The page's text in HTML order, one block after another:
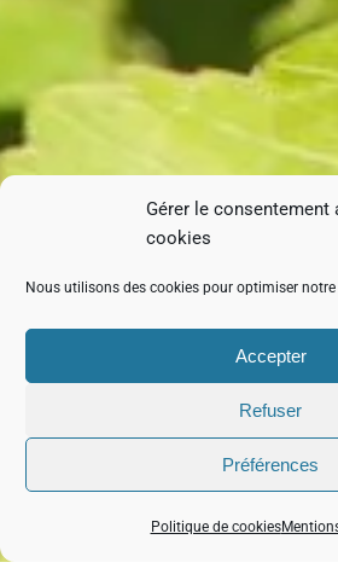
Gérer le consentement
cookies
Nous utilisons des cookies pour optimiser notre
Accepter
Refuser
Préférences
Politique de cookies